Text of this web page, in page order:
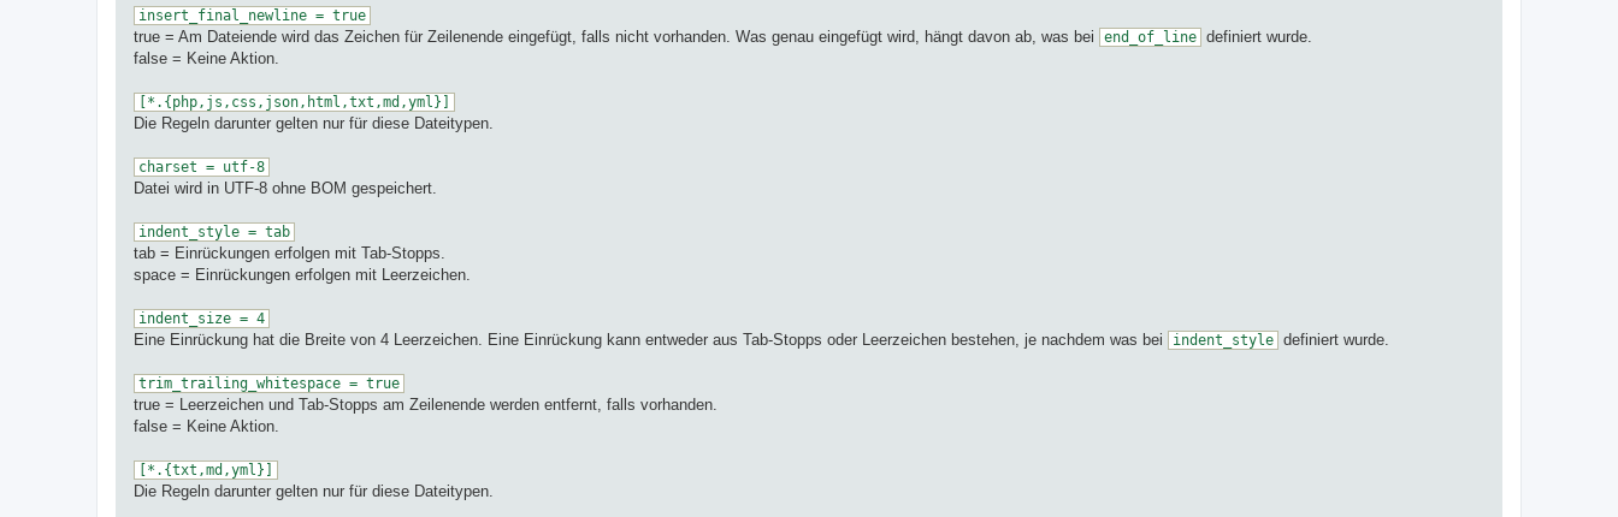
insert_final_newline = true
true = Am Dateiende wird das Zeichen für Zeilenende eingefügt, falls nicht vorhanden. Was genau eingefügt wird, hängt davon ab, was bei end_of_line definiert wurde.
false = Keine Aktion.
[*.{php,js,css,json,html,txt,md,yml}]
Die Regeln darunter gelten nur für diese Dateitypen.
charset = utf-8
Datei wird in UTF-8 ohne BOM gespeichert.
indent_style = tab
tab = Einrückungen erfolgen mit Tab-Stopps.
space = Einrückungen erfolgen mit Leerzeichen.
indent_size = 4
Eine Einrückung hat die Breite von 4 Leerzeichen. Eine Einrückung kann entweder aus Tab-Stopps oder Leerzeichen bestehen, je nachdem was bei indent_style definiert wurde.
trim_trailing_whitespace = true
true = Leerzeichen und Tab-Stopps am Zeilenende werden entfernt, falls vorhanden.
false = Keine Aktion.
[*.{txt,md,yml}]
Die Regeln darunter gelten nur für diese Dateitypen.